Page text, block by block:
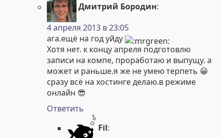
Дмитрий Бородин:
4 апреля 2013 в 23:05
ага.ещё на год уйду
Хотя нет. к концу апреля подготовлю
записи на компе, проработаю и выпущу. а
может и раньше.я же не умею терпеть 😀
сразу всё на хостинге делаю.в режиме
онлайн 😎
Ответить
Fil: